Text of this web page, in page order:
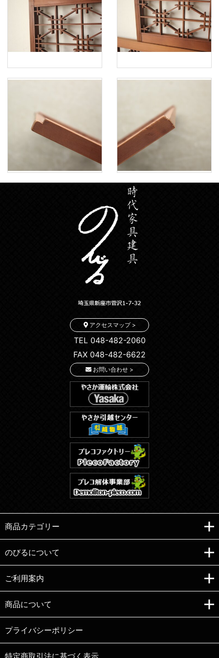
アクセスマップ >
TEL 048-482-2060
FAX 048-482-6622
お問い合わせ >
商品カテゴリー
のびるについて
ご利用案内
商品について
プライバシーポリシー
Copyright (C)e-nobiru All right reserved.